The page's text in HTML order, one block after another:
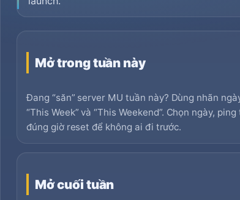
Mở trong tuần này
Đang “săn” server MU tuần này? Dùng nhãn
“This Week” và “This Weekend”. Chọn ngày,
đúng giờ reset để không ai đi trước.
Mở cuối tuần